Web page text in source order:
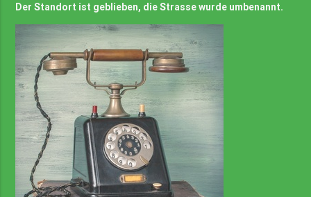
Der Standort ist geblieben, die Strasse wurde umbenannt.